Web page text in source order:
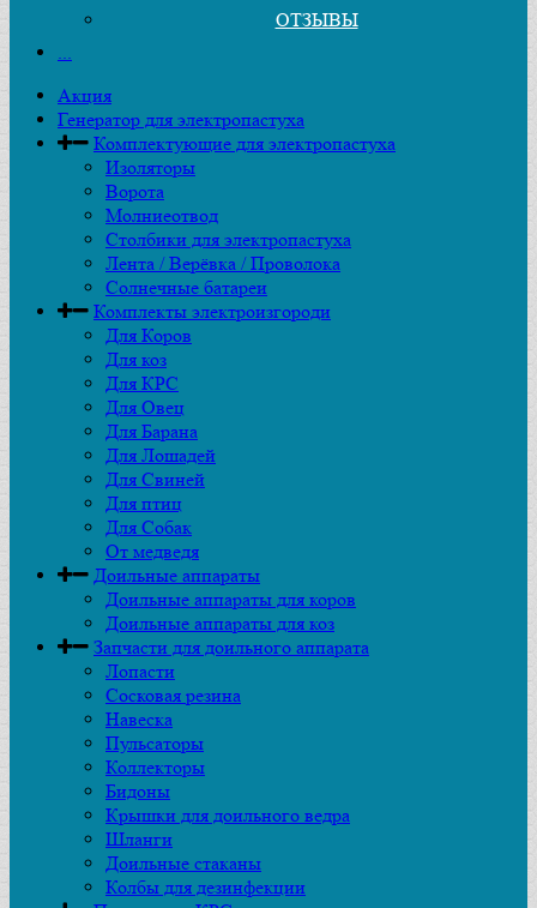
ОТЗЫВЫ
...
Акция
Генератор для электропастуха
Комплектующие для электропастуха
Изоляторы
Ворота
Молниеотвод
Столбики для электропастуха
Лента / Верёвка / Проволока
Солнечные батареи
Комплекты электроизгороди
Для Коров
Для коз
Для КРС
Для Овец
Для Барана
Для Лошадей
Для Свиней
Для птиц
Для Собак
От медведя
Доильные аппараты
Доильные аппараты для коров
Доильные аппараты для коз
Запчасти для доильного аппарата
Лопасти
Сосковая резина
Навеска
Пульсаторы
Коллекторы
Бидоны
Крышки для доильного ведра
Шланги
Доильные стаканы
Колбы для дезинфекции